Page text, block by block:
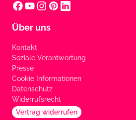
Über uns
Kontakt
Soziale Verantwortung
Presse
Cookie Informationen
Datenschutz
Widerrufsrecht
Vertrag widerrufen